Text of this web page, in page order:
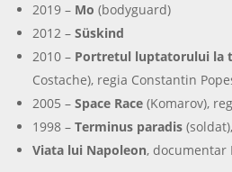
2019 – Mo (bodyguard)
2012 –Süskind
2010 – Portretul luptatorului la
Costache), regia Constantin
2005 –Space Race (Komarov),
1998 –Terminus paradis
Viata lui Napoleon, documentar